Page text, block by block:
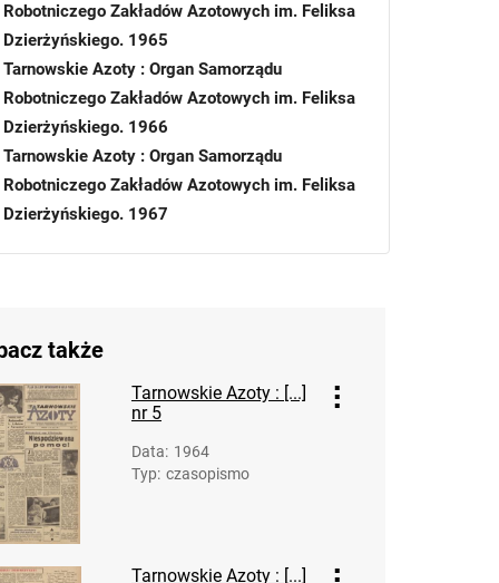
Robotniczego Zakładów Azotowych im. Feliksa
Dzierżyńskiego. 1965
Tarnowskie Azoty : Organ Samorządu
Robotniczego Zakładów Azotowych im. Feliksa
Dzierżyńskiego. 1966
Tarnowskie Azoty : Organ Samorządu
Robotniczego Zakładów Azotowych im. Feliksa
Dzierżyńskiego. 1967
Robotniczego Zakładów Azotowych im.
Feliksa Dzierżyńskiego. 1968, nr 1
Tarnowskie Azoty : Organ Samorządu
Robotniczego Zakładów Azotowych im.
Feliksa Dzierżyńskiego. 1968, nr 2
Tarnowskie Azoty : Organ Samorządu
Robotniczego Zakładów Azotowych im.
Feliksa Dzierżyńskiego. 1968, nr 3
także
Tarnowskie Azoty : [...]
nr 5
Data: 1964
Typ: czasopismo
Tarnowskie Azoty : [...]